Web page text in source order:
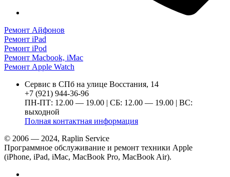
Ремонт Айфонов
Ремонт iPad
Ремонт iPod
Ремонт Macbook, iMac
Ремонт Apple Watch
Сервис в СПб на улице Восстания, 14
+7 (921) 944-36-96
ПН-ПТ: 12.00 — 19.00 | СБ: 12.00 — 19.00 | ВС:
выходной
Полная контактная информация
© 2006 — 2024, Raplin Service
Программное обслуживание и ремонт техники Apple
(iPhone, iPad, iMac, MacBook Pro, MacBook Air).